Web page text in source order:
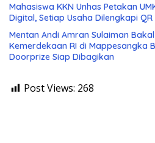
Mahasiswa KKN Unhas Petakan
Digital, Setiap Usaha Dilengkapi QR
Mentan Andi Amran Sulaiman
Kemerdekaan RI di Mappesangka
Doorprize Siap Dibagikan
Post Views: 268